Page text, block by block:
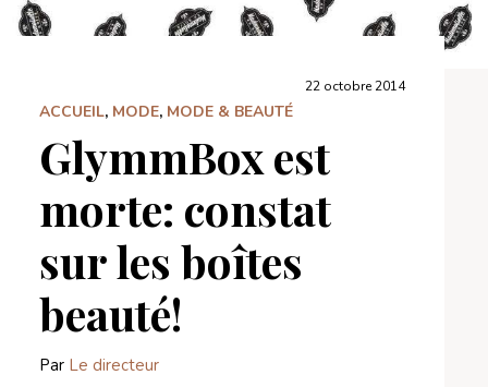
22 octobre 2014
ACCUEIL, MODE, MODE & BEAUTÉ
GlymmBox est
morte: constat
sur les boîtes
beauté!
Par Le directeur